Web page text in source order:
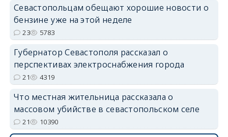
Севастопольцам обещают хорошие новости о
бензине уже на этой неделе
23 5783
Губернатор Севастополя рассказал о
перспективах электроснабжения города
21 4319
Что местная жительница рассказала о
массовом убийстве в севастопольском селе
21 10390